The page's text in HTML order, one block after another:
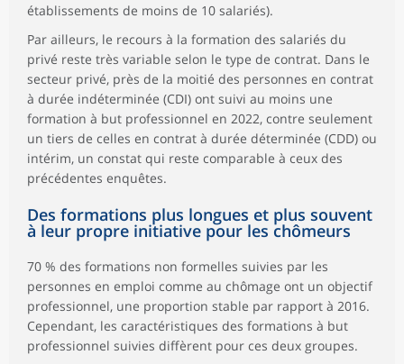
établissements de moins de 10 salariés).
Par ailleurs, le recours à la formation des salariés du
privé reste très variable selon le type de contrat. Dans le
secteur privé, près de la moitié des personnes en contrat
à durée indéterminée (CDI) ont suivi au moins une
formation à but professionnel en 2022, contre seulement
un tiers de celles en contrat à durée déterminée (CDD) ou
intérim, un constat qui reste comparable à ceux des
précédentes enquêtes.
Des formations plus longues et plus souvent
à leur propre initiative pour les chômeurs
70 % des formations non formelles suivies par les
personnes en emploi comme au chômage ont un objectif
professionnel, une proportion stable par rapport à 2016.
Cependant, les caractéristiques des formations à but
professionnel suivies diffèrent pour ces deux groupes.